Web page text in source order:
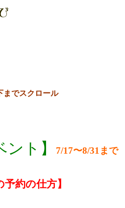
までスクロール
ント】 7/17〜8/31まで
約の仕方】